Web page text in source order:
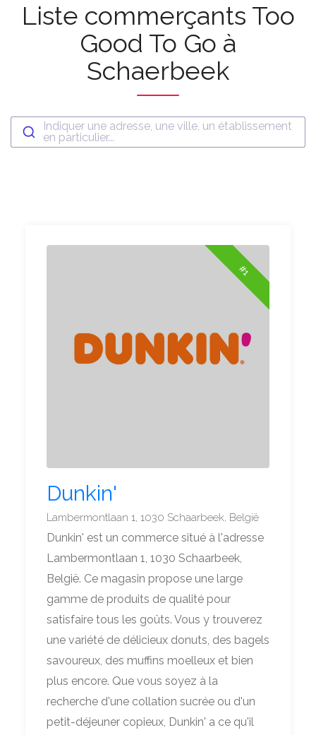
Liste commerçants Too
Good To Go à
Schaerbeek
Indiquer une adresse, une ville, un établissement
en particulier...
#1
Dunkin'
Lambermontlaan 1, 1030 Schaarbeek, België
Dunkin' est un commerce situé à l'adresse
Lambermontlaan 1, 1030 Schaarbeek,
België. Ce magasin propose une large
gamme de produits de qualité pour
satisfaire tous les goûts. Vous y trouverez
une variété de délicieux donuts, des bagels
savoureux, des muffins moelleux et bien
plus encore. Que vous soyez à la
recherche d'une collation sucrée ou d'un
petit-déjeuner copieux, Dunkin' a ce qu'il